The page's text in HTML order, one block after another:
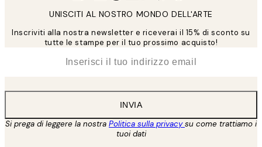
UNISCITI AL NOSTRO MONDO DELL'ARTE
Inscriviti alla nostra newsletter e riceverai il 15% di sconto su
tutte le stampe per il tuo prossimo acquisto!
INVIA
Si prega di leggere la nostra Politica sulla privacysu come trattiamo i
tuoi dati